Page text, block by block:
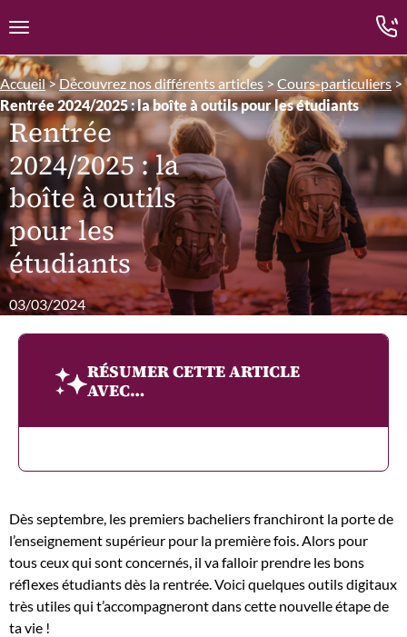
Ouvrir la navigation
Accueil>Découvrez nos différents articles > Cours-particuliers>
Rentrée 2024/2025 : la boîte à outils pour les étudiants
Rentrée
2024/2025 : la
boîte à outils
pour les
étudiants
03/03/2024
Dès septembre, les premiers bacheliers franchiront la porte de
l’enseignement supérieur pour la première fois. Alors pour
tous ceux qui sont concernés, il va falloir prendre les bons
réflexes étudiants dès la rentrée. Voici quelques outils digitaux
très utiles qui t’accompagneront dans cette nouvelle étape de
ta vie !
RÉSUMER CETTE ARTICLE
AVEC…